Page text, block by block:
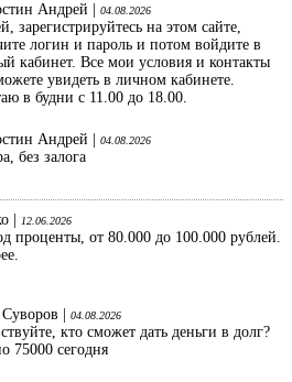
Андрей | 04.08.2026
зарегистрируйтесь на этом сайте,
логин и пароль и потом войдите в
кабинет. Все мои условия и контакты
увидеть в личном кабинете.
в будни с 11.00 до 18.00.
Андрей | 04.08.2026
без залога
| 12.06.2026
проценты, от 80.000 до 100.000 рублей.
|
04.08.2026
кто сможет дать деньги в долг?
75000 сегодня